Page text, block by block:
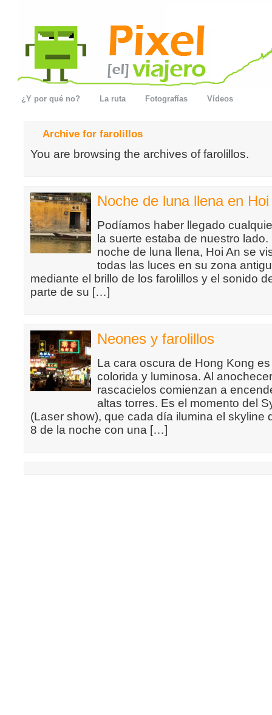
¿Y por qué no? La ruta Fotografías Vídeos
Archive for farolillos
You are browsing the archives of farolillos.
Noche de luna llena en
Podíamos haber llegado
la suerte estaba de nuestro
noche de luna llena, Hoi An se
todas las luces en su zona
mediante el brillo de los farolillos y el sonido
parte de su […]
Neones y farolillos
La cara oscura de Hong Kong
colorida y luminosa. Al
rascacielos comienzan a
altas torres. Es el momento del
(Laser show), que cada día ilumina el skyline
8 de la noche con una […]